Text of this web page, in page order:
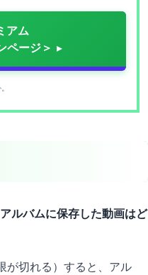
アム
ページ＞
ルバムに保存した動画はど
が切れる）すると、アル